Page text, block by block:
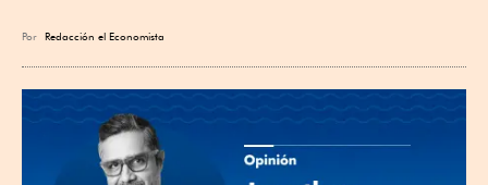
Por Redacción el Economista